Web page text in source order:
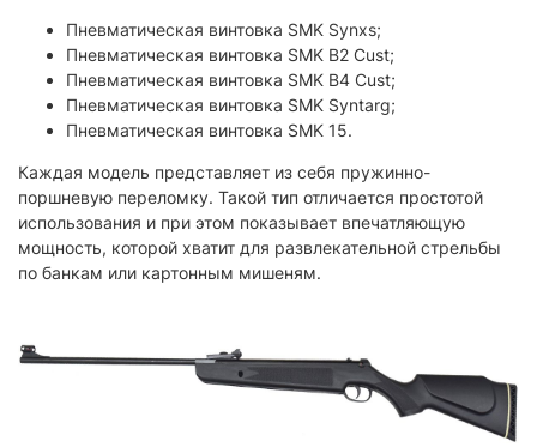
Пневматическая винтовка SMK Synxs;
Пневматическая винтовка SMK B2 Cust;
Пневматическая винтовка SMK B4 Cust;
Пневматическая винтовка SMK Syntarg;
Пневматическая винтовка SMK 15.
Каждая модель представляет из себя пружинно-
поршневую переломку. Такой тип отличается простотой
использования и при этом показывает впечатляющую
мощность, которой хватит для развлекательной стрельбы
по банкам или картонным мишеням.